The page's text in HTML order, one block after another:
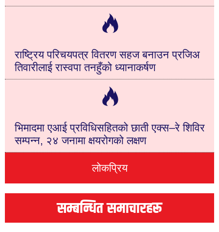
लोकप्रिय
राष्ट्रिय परिचयपत्र वितरण सहज बनाउन प्रजिअ
तिवारीलाई रास्वपा तनहुँको ध्यानाकर्षण
भिमादमा एआई प्रविधिसहितको छाती एक्स–रे शिविर
सम्पन्न, २४ जनामा क्षयरोगको लक्षण
सम्बन्धित समाचारहरू